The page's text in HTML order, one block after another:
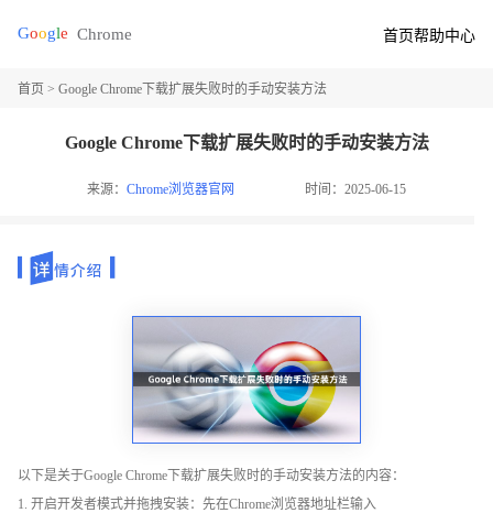
首页帮助中心
首页 > Google Chrome下载扩展失败时的手动安装方法
Google Chrome下载扩展失败时的手动安装方法
来源：Chrome浏览器官网 时间：2025-06-15
以下是关于Google Chrome下载扩展失败时的手动安装方法的内容：
1. 开启开发者模式并拖拽安装：先在Chrome浏览器地址栏输入